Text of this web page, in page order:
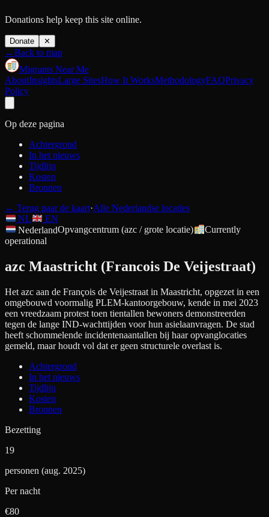
Donations help keep this site online.
Donate ✕
←Back to map
Migrants Near Me
AboutInsightsLarge SitesHow It WorksMethodologyFAQPrivacy
Policy
Op deze pagina
Achtergrond
In het nieuws
Tijdlijn
Kosten
Bronnen
← Terug naar de kaart·Alle Nederlandse locaties
NL
EN
NederlandOpvangcentrum (azc / grote locatie)
Currently
operational
azc Maastricht (Francois De Veijestraat)
Het azc aan de François de Veijestraat in Maastricht, opgezet in een
omgebouwd voormalig PLEM-kantoorgebouw, kende in mei 2023
een vreedzaam protest toen tientallen bewoners demonstreerden
tegen de lange IND-wachttijden voor hun asielaanvragen. De stad
heeft schommelende incidentenaantallen bij haar opvanglocaties
gemeld, maar houdt vol dat er geen structurele overlast is.
Achtergrond
In het nieuws
Tijdlijn
Kosten
Bronnen
Bezetting
19
personen (aug. 2025)
Per nacht
€80